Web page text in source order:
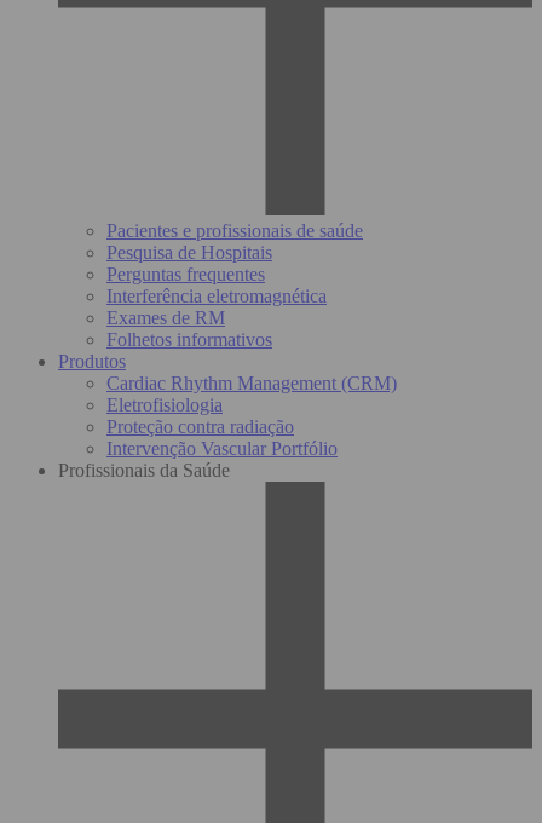
Pacientes e profissionais de saúde
Pesquisa de Hospitais
Perguntas frequentes
Interferência eletromagnética
Exames de RM
Folhetos informativos
Produtos
Cardiac Rhythm Management (CRM)
Eletrofisiologia
Proteção contra radiação
Intervenção Vascular Portfólio
Profissionais da Saúde